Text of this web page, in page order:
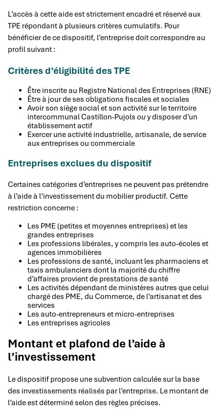
L’accès à cette aide est strictement encadré et réservé aux
TPE répondant à plusieurs critères cumulatifs. Pour
bénéficier de ce dispositif, l’entreprise doit correspondre au
profil suivant :
Critères d’éligibilité des TPE
Être inscrite au Registre National des Entreprises (RNE)
Être à jour de ses obligations fiscales et sociales
Avoir son siège social et son activité sur le territoire
intercommunal Castillon-Pujols ouy disposer d’un
établissement actif
Exercer une activité industrielle, artisanale, de service
aux entreprises ou commerciale
Entreprises exclues du dispositif
Certaines catégories d’entreprises ne peuvent pas prétendre
à l’aide à l’investissement du mobilier productif. Cette
restriction concerne :
Les PME (petites et moyennes entreprises) et les
grandes entreprises
Les professions libérales, y compris les auto-écoles et
agences immobilières
Les professions de santé, incluant les pharmaciens et
taxis ambulanciers dont la majorité du chiffre
d’affaires provient de prestations de santé
Les activités dépendant de ministères autres que celui
chargé des PME, du Commerce, de l’artisanat et des
services
Les auto-entrepreneurs et micro-entreprises
Les entreprises agricoles
Montant et plafond de l’aide à
l’investissement
Le dispositif propose une subvention calculée sur la base
des investissements réalisés par l’entreprise. Le montant de
l’aide est déterminé selon des règles précises.